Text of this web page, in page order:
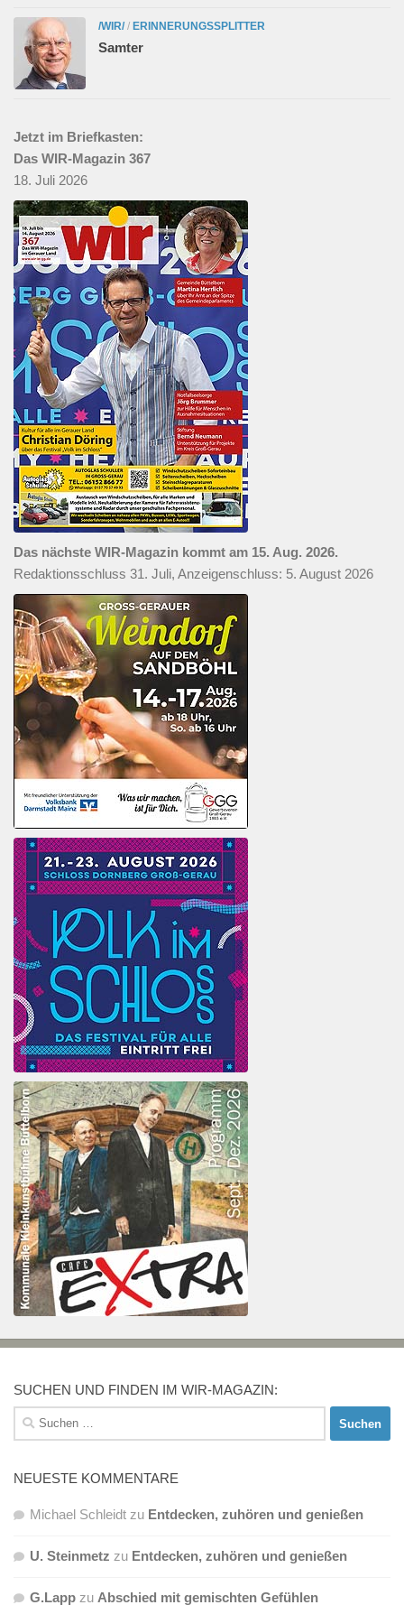
/WIR/ / ERINNERUNGSSPLITTER
Samter
Jetzt im Briefkasten:
Das WIR-Magazin 367
18. Juli 2026
Das nächste WIR-Magazin kommt am 15. Aug. 2026.
Redaktionsschluss 31. Juli, Anzeigenschluss: 5. August 2026
SUCHEN UND FINDEN IM WIR-MAGAZIN:
Suchen
nach:
NEUESTE KOMMENTARE
Michael Schleidt zu Entdecken, zuhören und genießen
U. Steinmetz zu Entdecken, zuhören und genießen
G.Lapp zu Abschied mit gemischten Gefühlen